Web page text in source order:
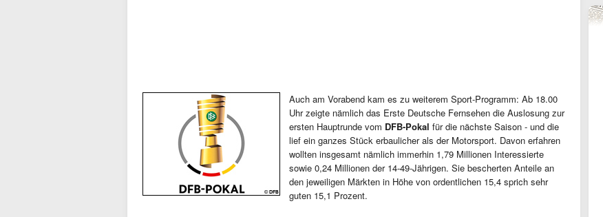
Auch am Vorabend kam es zu weiterem Sport-Programm: Ab 18.00
Uhr zeigte nämlich das Erste Deutsche Fernsehen die Auslosung zur
ersten Hauptrunde vom DFB-Pokal für die nächste Saison - und die
lief ein ganzes Stück erbaulicher als der Motorsport. Davon erfahren
wollten insgesamt nämlich immerhin 1,79 Millionen Interessierte
sowie 0,24 Millionen der 14-49-Jährigen. Sie bescherten Anteile an
den jeweiligen Märkten in Höhe von ordentlichen 15,4 sprich sehr
guten 15,1 Prozent.